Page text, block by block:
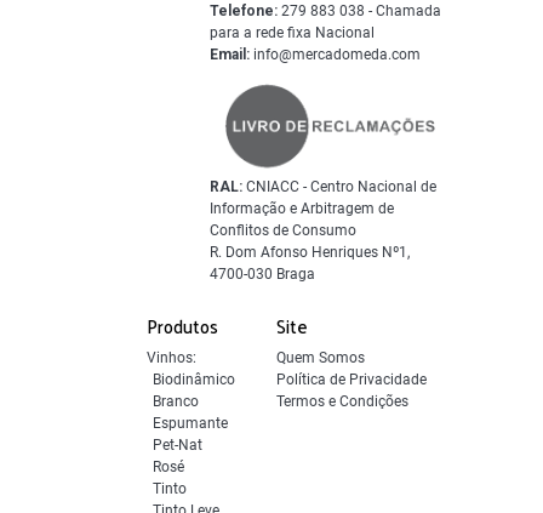
Produtos
Vinhos:
Biodinâmico
Branco
Espumante
Pet-Nat
Rosé
Tinto
Site
Quem Somos
Política de Privacidade
Termos e Condições
Telefone: 279 883 038 - Chamada
para a rede fixa Nacional
Email: info@mercadomeda.com
RAL: CNIACC - Centro Nacional de
Informação e Arbitragem de
Conflitos de Consumo
R. Dom Afonso Henriques Nº1,
4700-030 Braga